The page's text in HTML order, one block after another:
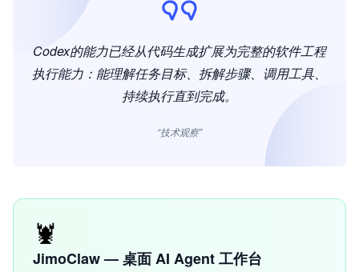
Codex的能力已经从代码生成扩展为完整的软件工程
执行能力：能理解任务目标、拆解步骤、调用工具、
持续执行直到完成。
“技术观察”
🦞
JimoClaw — 桌面 AI Agent 工作台